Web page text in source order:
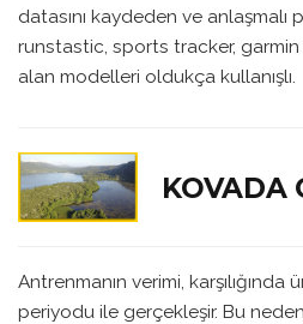
datasını kaydeden ve
runstastic, sports tracker, garmin
alan modelleri oldukça kullanışlı.
KOVADA
Antrenmanın verimi,
periyodu ile gerçekleşir. Bu